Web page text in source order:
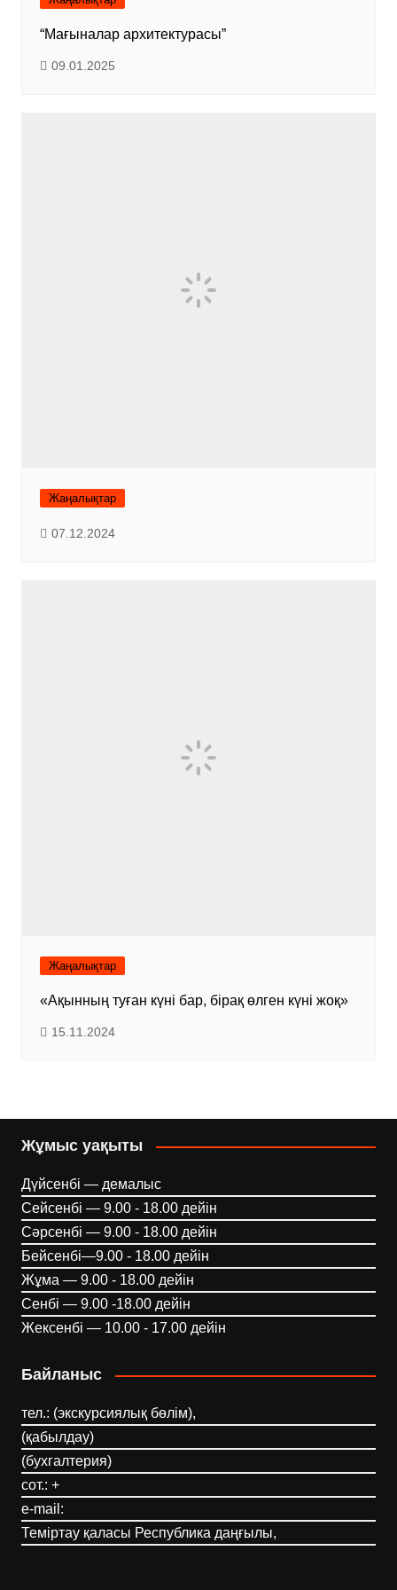
“Мағыналар архитектурасы”
09.01.2025
Жаңалықтар
07.12.2024
Жаңалықтар
«Ақынның туған күні бар, бірақ өлген күні жоқ»
15.11.2024
Жұмыс уақыты
Дүйсенбі — демалыс
Сейсенбі — 9.00 - 18.00 дейін
Сәрсенбі — 9.00 - 18.00 дейін
Бейсенбі—9.00 - 18.00 дейін
Жұма — 9.00 - 18.00 дейін
Сенбі — 9.00 -18.00 дейін
Жексенбі — 10.00 - 17.00 дейін
Байланыс
тел.: (экскурсиялық бөлім),
(қабылдау)
(бухгалтерия)
сот.: +
e-mail:
Теміртау қаласы Республика даңғылы,